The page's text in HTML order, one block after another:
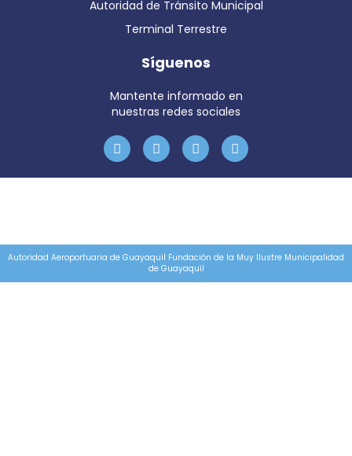
Autoridad de Tránsito Municipal
Terminal Terrestre
Síguenos
Mantente informado en
nuestras redes sociales
Autoridad Aeroportuaria de Guayaquil Fundación de la Muy Ilustre Municipalidad
de Guayaquil